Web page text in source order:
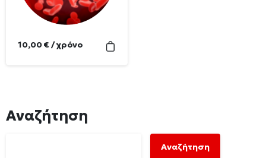
10,00€/ χρόνο
Αναζήτηση
Αναζήτηση